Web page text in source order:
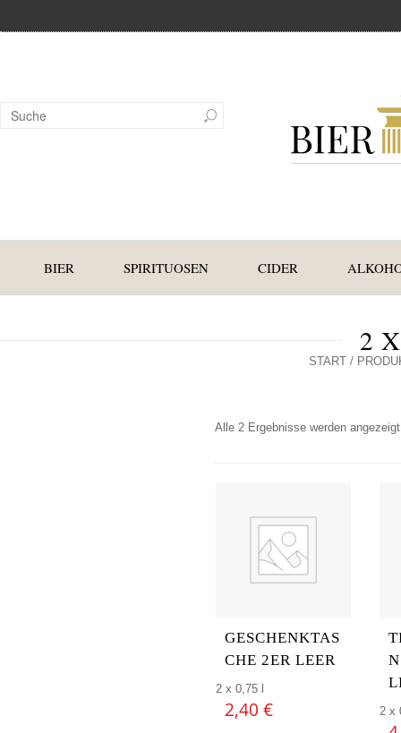
BIER SPIRITUOSEN CIDER
2
START /
Alle 2 Ergebnisse werden angezeigt
GESCHENKTAS
CHE 2ER LEER
2 x 0,75 l
2,40 € 2 x